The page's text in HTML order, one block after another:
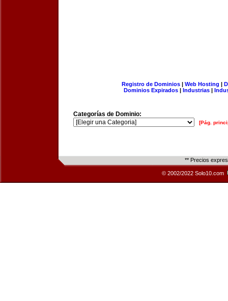
Registro de Dominios| Web Hosting |
Dominios Expirados | Industrias |
Categorías de Dominio:
[Pág.
** Precios
© 2002/2022 Solo10.com